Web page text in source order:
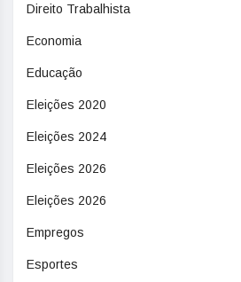
Direito Trabalhista
Economia
Educação
Eleições 2020
Eleições 2024
Eleições 2026
Eleições 2026
Empregos
Esportes